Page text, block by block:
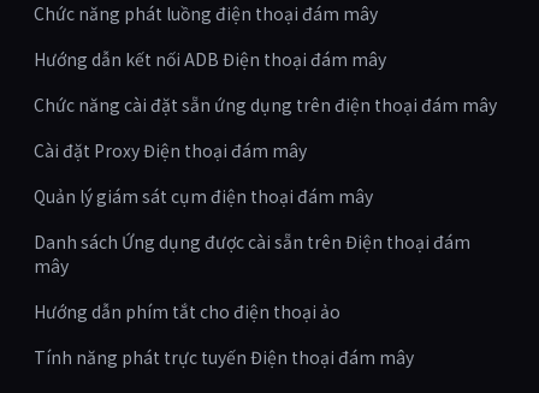
Chức năng phát luồng điện thoại đám mây
Hướng dẫn kết nối ADB Điện thoại đám mây
Chức năng cài đặt sẵn ứng dụng trên điện thoại đám mây
Cài đặt Proxy Điện thoại đám mây
Quản lý giám sát cụm điện thoại đám mây
Danh sách Ứng dụng được cài sẵn trên Điện thoại đám
mây
Hướng dẫn phím tắt cho điện thoại ảo
Tính năng phát trực tuyến Điện thoại đám mây